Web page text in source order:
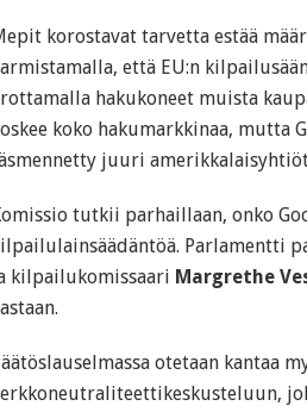
korostavat tarvetta estää
että EU:n
hakukoneet muista
koko hakumarkkinaa, mutta
juuri
tutkii parhaillaan, onko
Parlamentti
kilpailukomissaari Margrethe
otetaan kantaa